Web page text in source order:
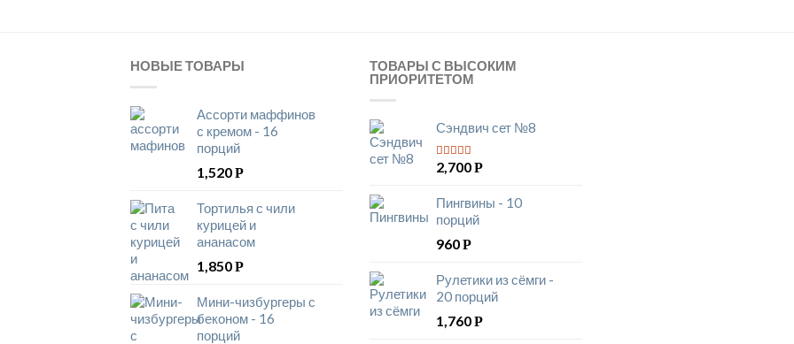
НОВЫЕ ТОВАРЫ
Ассорти маффинов
с кремом - 16
порций
1,520Р
Тортилья с чили
курицей и
ананасом
1,850Р
Мини-чизбургеры с
беконом - 16
порций
ТОВАРЫ С ВЫСОКИМ
ПРИОРИТЕТОМ
Сэндвич сет №8
5из 5
2,700Р
Пингвины - 10
порций
960Р
Рулетики из сёмги -
20 порций
1,760Р